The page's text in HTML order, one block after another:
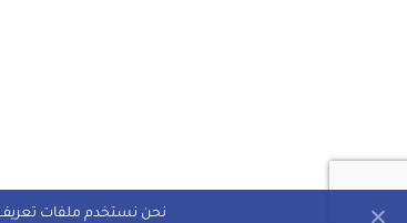
نحن نستخدم ملفات تعريف